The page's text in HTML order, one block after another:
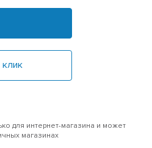
клик
для интернет-магазина и может
магазинах